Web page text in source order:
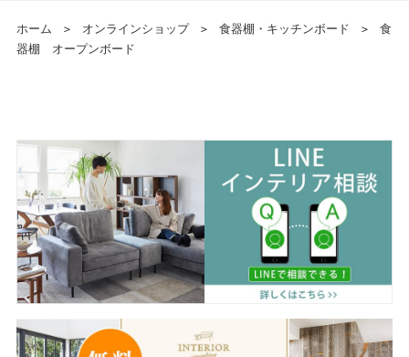
ホーム ＞ オンラインショップ ＞ 食器棚・キッチンボード ＞
食
器棚 オープンボード